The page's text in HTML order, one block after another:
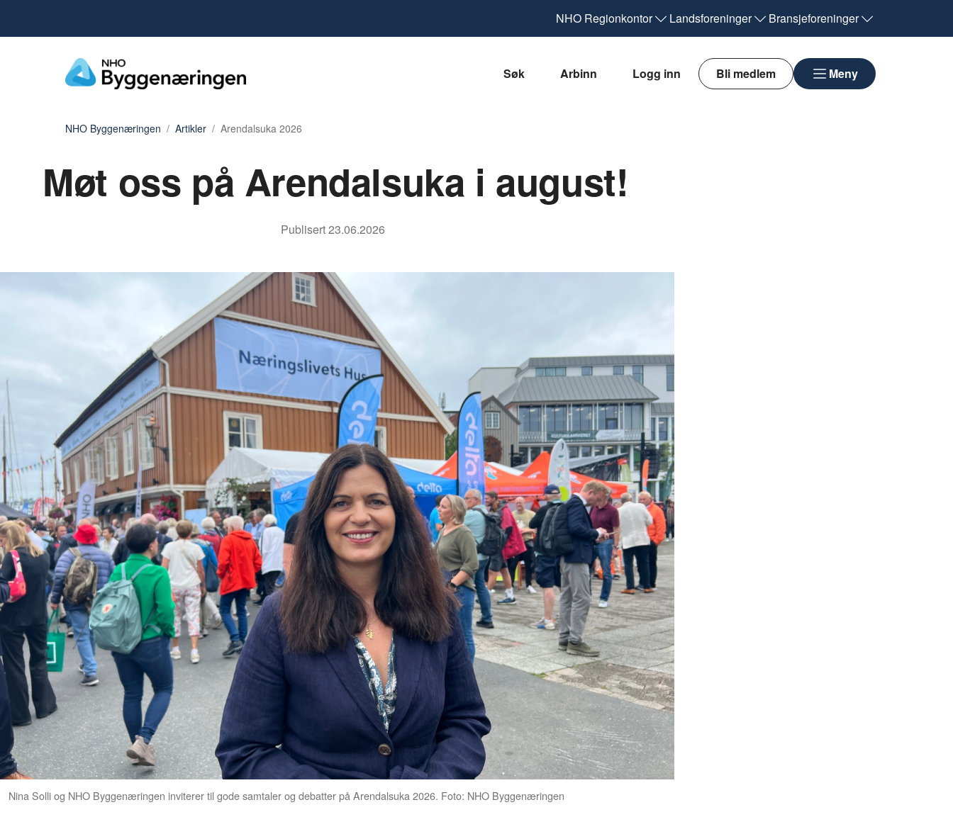
NHO Regionkontor Landsforeninger Bransjeforeninger
Søk Arbinn Logg inn Bli medlem Meny
NHO Byggenæringen Artikler Arendalsuka 2026
Møt oss på Arendalsuka i august!
Publisert23.06.2026
Nina Solli og NHO Byggenæringen inviterer til gode samtaler og debatter på Arendalsuka 2026. Foto: NHO Byggenæringen